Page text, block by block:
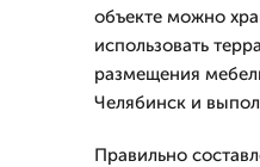
объекте можно
использовать
размещения
Челябинск и
Правильно